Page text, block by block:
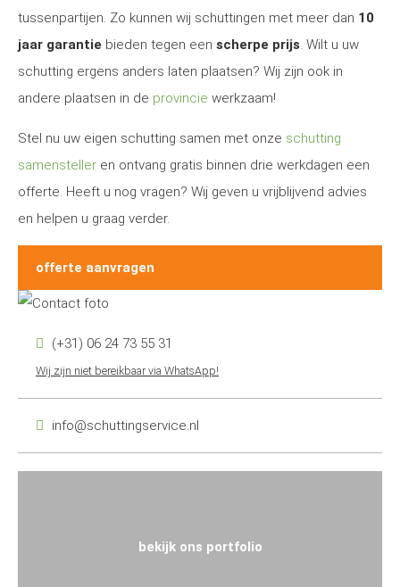
tussenpartijen. Zo kunnen wij schuttingen met meer dan 10
jaar garantie bieden tegen een scherpe prijs. Wilt u uw
schutting ergens anders laten plaatsen? Wij zijn ook in
andere plaatsen in de provincie werkzaam!
Stel nu uw eigen schutting samen met onze schutting
samensteller en ontvang gratis binnen drie werkdagen een
offerte. Heeft u nog vragen? Wij geven u vrijblijvend advies
en helpen u graag verder.
offerte aanvragen
(+31) 06 24 73 55 31
Wij zijn niet bereikbaar via WhatsApp!
info@schuttingservice.nl
bekijk ons portfolio